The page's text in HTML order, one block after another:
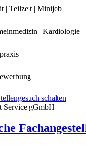
| Teilzeit | Minijob
| Kardiologie
schalten
Service gGmbH